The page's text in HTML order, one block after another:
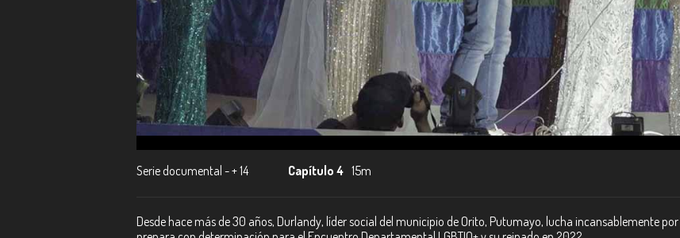
Serie documental - + 14 Capítulo 4 15m
Desde hace más de 30 años, Durlandy, líder social del municipio de Orito, Putumayo, lucha incansablemente